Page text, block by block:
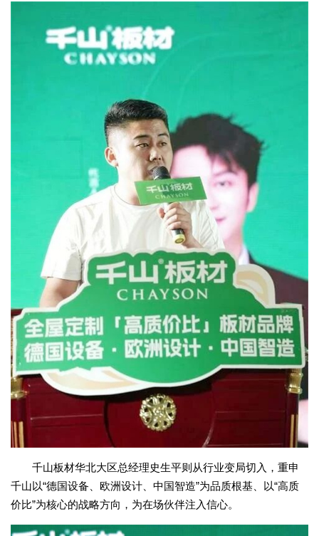
千山板材华北大区总经理史生平则从行业变局切入，重申
千山以“德国设备、欧洲设计、中国智造”为品质根基、以“高质
价比”为核心的战略方向，为在场伙伴注入信心。